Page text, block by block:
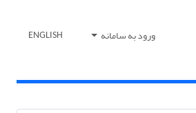
ورود به سامانه ENGLISH